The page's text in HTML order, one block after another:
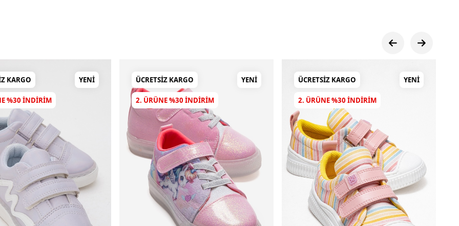
KARGO YENI
%30 INDIRIM
ÜCRETSIZ KARGO YENI
2. ÜRÜNE %30 INDIRIM
ÜCRETSIZ KARGO YENI
2. ÜRÜNE %30 INDIRIM